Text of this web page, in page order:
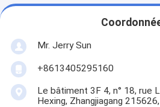
Mr. Jerry Sun
+8613405295160
Le bâtiment 3F 4, n° 18, rue
Hexing, Zhangjiagang